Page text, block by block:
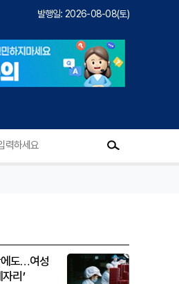
발행일: 2026-08-08(토)
도…여성
리’